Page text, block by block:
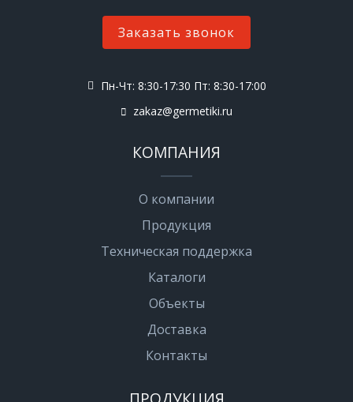
Заказать звонок
Пн-Чт: 8:30-17:30 Пт: 8:30-17:00
zakaz@germetiki.ru
КОМПАНИЯ
О компании
Продукция
Техническая поддержка
Каталоги
Объекты
Доставка
Контакты